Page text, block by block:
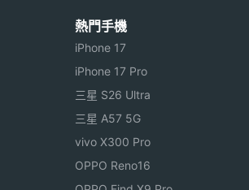
熱門手機
iPhone 17
iPhone 17 Pro
三星 S26 Ultra
三星 A57 5G
vivo X300 Pro
OPPO Reno16